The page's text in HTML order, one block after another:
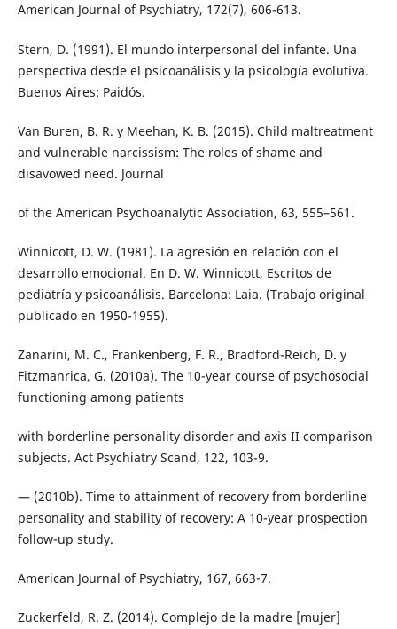
American Journal of Psychiatry, 172(7), 606-613.
Stern, D. (1991). El mundo interpersonal del infante. Una
perspectiva desde el psicoanálisis y la psicología evolutiva.
Buenos Aires: Paidós.
Van Buren, B. R. y Meehan, K. B. (2015). Child maltreatment
and vulnerable narcissism: The roles of shame and
disavowed need. Journal
of the American Psychoanalytic Association, 63, 555–561.
Winnicott, D. W. (1981). La agresión en relación con el
desarrollo emocional. En D. W. Winnicott, Escritos de
pediatría y psicoanálisis. Barcelona: Laia. (Trabajo original
publicado en 1950-1955).
Zanarini, M. C., Frankenberg, F. R., Bradford-Reich, D. y
Fitzmanrica, G. (2010a). The 10-year course of psychosocial
functioning among patients
with borderline personality disorder and axis II comparison
subjects. Act Psychiatry Scand, 122, 103-9.
— (2010b). Time to attainment of recovery from borderline
personality and stability of recovery: A 10-year prospection
follow-up study.
American Journal of Psychiatry, 167, 663-7.
Zuckerfeld, R. Z. (2014). Complejo de la madre [mujer]